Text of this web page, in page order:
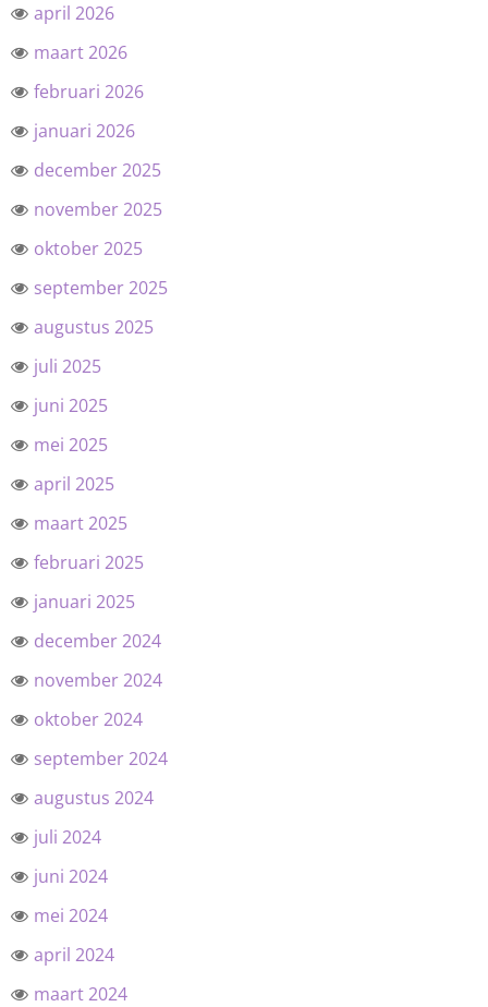
april 2026
maart 2026
februari 2026
januari 2026
december 2025
november 2025
oktober 2025
september 2025
augustus 2025
juli 2025
juni 2025
mei 2025
april 2025
maart 2025
februari 2025
januari 2025
december 2024
november 2024
oktober 2024
september 2024
augustus 2024
juli 2024
juni 2024
mei 2024
april 2024
maart 2024